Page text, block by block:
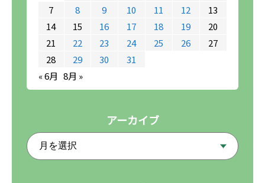
7
8 9 10 11 12
13
14
15 16 17 18 19
20
21
22 23 24 25 26
27
28
29 30
31
« 6月 8月 »
アーカイブ